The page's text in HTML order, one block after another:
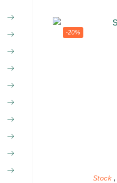
-20%
Stock